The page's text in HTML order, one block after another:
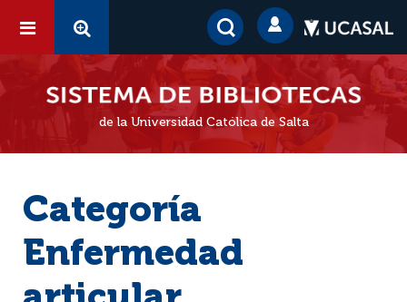
de la Universidad Católica de Salta
Categoría
Enfermedad